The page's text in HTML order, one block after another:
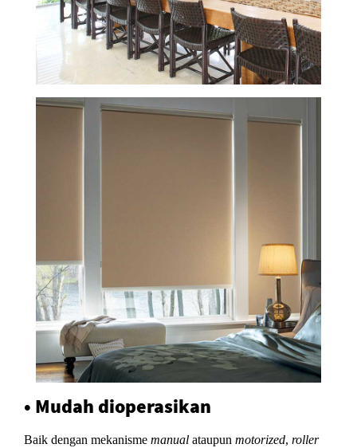
• Mudah dioperasikan
Baik dengan mekanisme manual ataupun motorized, roller